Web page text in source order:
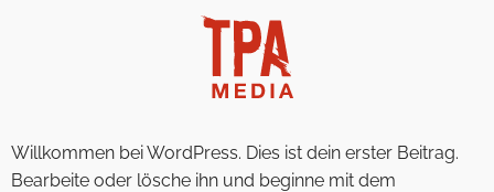
Willkommen bei WordPress. Dies ist dein erster Beitrag.
Bearbeite oder lösche ihn und beginne mit dem